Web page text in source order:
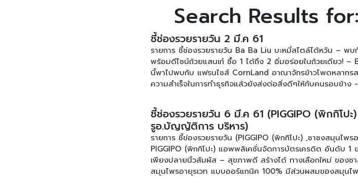
Search Results for:
ชี้ช่องรวยรายวัน 2 มี.ค 61
รายการ ชี้ช่องรวยรายวัน Ba Ba Liu บะหมี่สไตล์ไต้หวัน – พ
พร้อมดีไซน์ถ้วยแสนเก๋ ซื้อ 1 ได้ถึง 2 อิ่มอร่อยในถ้วยเดียว!
นี้พาไปพบกับ แฟรนไชส์ CornLand อาณาจักรข้าวโพดหลากร
ความสำเร็จในการทำธุรกิจแล้วยังส่งต่อสิ่งดีๆให้กับคนรอบข้า
รายการ ชี้ช่องรวยรายวัน ทุกวันจันทร์ – ศุกร์ เวลา 10.00 -
ติดตามข้อมูลเพิ่มเติมของรายการได้ที่ เฟสบุ๊ค :
รายการ [คลิก]
ชี้ช่องรวยรายวัน 6 มี.ค 61 (PIGGIPO (พิกกิโป
รูอ.บัญญัติการ บริหาร)
รายการ ชี้ข่องรวยรายวัน (PIGGIPO (พิกกิโปะ) ,ชาชงสมุนไพ
PIGGIPO (พิกกิโปะ) แอพพลิเคชั่นจัดการบัตรเครดิต อันดับ 1
เพียงปลายนิ้วสัมผัส – สุขภาพดี สร้างได้ ทางเลือกใหม่ ของช
สมุนไพรอายุรเวท แบบออร์แกนิค 100% มีส่วนผสมของสมุนไ